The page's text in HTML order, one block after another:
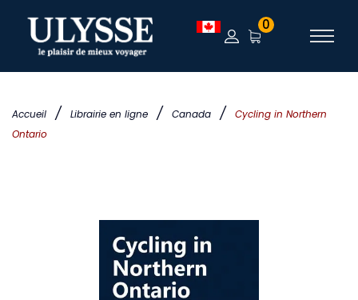
Accueil / Librairie en ligne / Canada /
Cycling in Northern
Ontario
0